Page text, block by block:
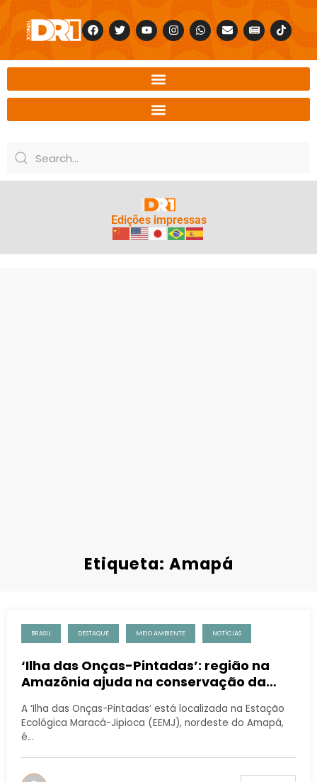
Edições impressas
Etiqueta: Amapá
BRASIL DESTAQUE MEIO AMBIENTE NOTÍCIAS
‘Ilha das Onças-Pintadas’: região na
Amazônia ajuda na conservação da
A ‘Ilha das Onças-Pintadas’ está localizada na Estação
Ecológica Maracá-Jipioca (EEMJ), nordeste do Amapá,
é…